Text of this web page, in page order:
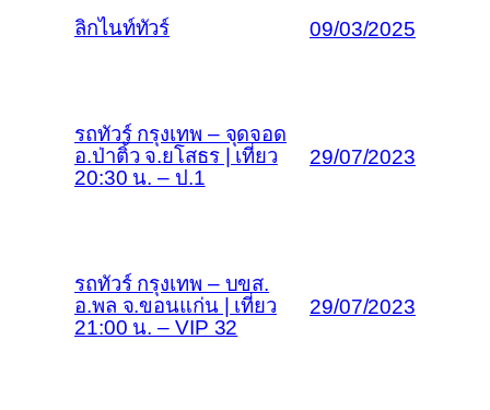
ลิกไนท์ทัวร์ 09/03/2025
รถทัวร์ กรุงเทพ – จุดจอด
อ.ป่าติ้ว จ.ยโสธร | เที่ยว
20:30 น. – ป.1
29/07/2023
รถทัวร์ กรุงเทพ – บขส.
อ.พล จ.ขอนแก่น | เที่ยว
21:00 น. – VIP 32
29/07/2023